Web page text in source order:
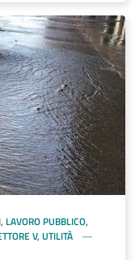
, LAVORO PUBBLICO,
V, UTILITÀ